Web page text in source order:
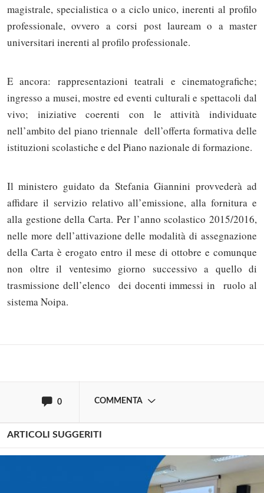
magistrale, specialistica o a ciclo unico, inerenti al profilo
professionale, ovvero a corsi post lauream o a master
universitari inerenti al profilo professionale.
E ancora: rappresentazioni teatrali e cinematografiche;
ingresso a musei, mostre ed eventi culturali e spettacoli dal
vivo; iniziative coerenti con le attività individuate
nell’ambito del piano triennale dell’offerta formativa delle
istituzioni scolastiche e del Piano nazionale di formazione.
Il ministero guidato da Stefania Giannini provvederà ad
affidare il servizio relativo all’emissione, alla fornitura e
alla gestione della Carta. Per l’anno scolastico 2015/2016,
nelle more dell’attivazione delle modalità di assegnazione
della Carta è erogato entro il mese di ottobre e comunque
non oltre il ventesimo giorno successivo a quello di
trasmissione dell’elenco dei docenti immessi in ruolo al
sistema Noipa.
0 COMMENTA
Solo gli utenti registrati possono
commentare!
ARTICOLI SUGGERITI